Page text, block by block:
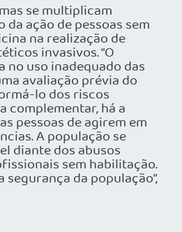
se multiplicam
ação de pessoas sem
na realização de
invasivos. “O
no uso inadequado das
avaliação prévia do
lo dos riscos
complementar, há a
pessoas de agirem em
A população se
diante dos abusos
sem habilitação.
da população”,